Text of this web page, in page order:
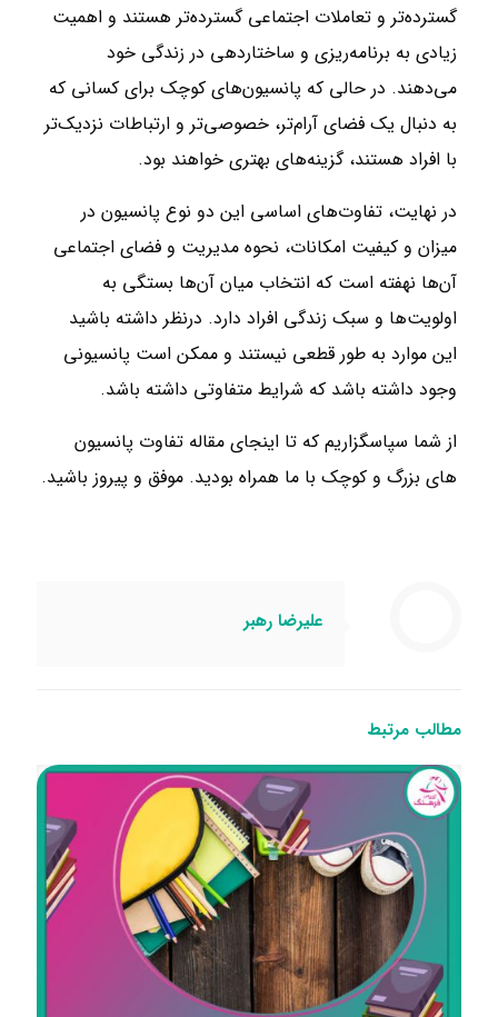
گسترده‌تر و تعاملات اجتماعی گسترده‌تر هستند و اهمیت
زیادی به برنامه‌ریزی و ساختاردهی در زندگی خود
می‌دهند. در حالی که پانسیون‌های کوچک برای کسانی که
به دنبال یک فضای آرام‌تر، خصوصی‌تر و ارتباطات نزدیک‌تر
با افراد هستند، گزینه‌های بهتری خواهند بود.
در نهایت، تفاوت‌های اساسی این دو نوع پانسیون در
میزان و کیفیت امکانات، نحوه مدیریت و فضای اجتماعی
آن‌ها نهفته است که انتخاب میان آن‌ها بستگی به
اولویت‌ها و سبک زندگی افراد دارد. درنظر داشته باشید
این موارد به طور قطعی نیستند و ممکن است پانسیونی
وجود داشته باشد که شرایط متفاوتی داشته باشد.
از شما سپاسگزاریم که تا اینجای مقاله تفاوت پانسیون
های بزرگ و کوچک با ما همراه بودید. موفق و پیروز باشید.
علیرضا رهبر
مطالب مرتبط